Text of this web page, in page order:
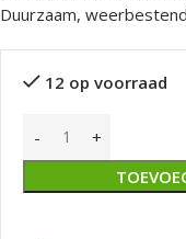
Duurzaam,
12 op voorraad